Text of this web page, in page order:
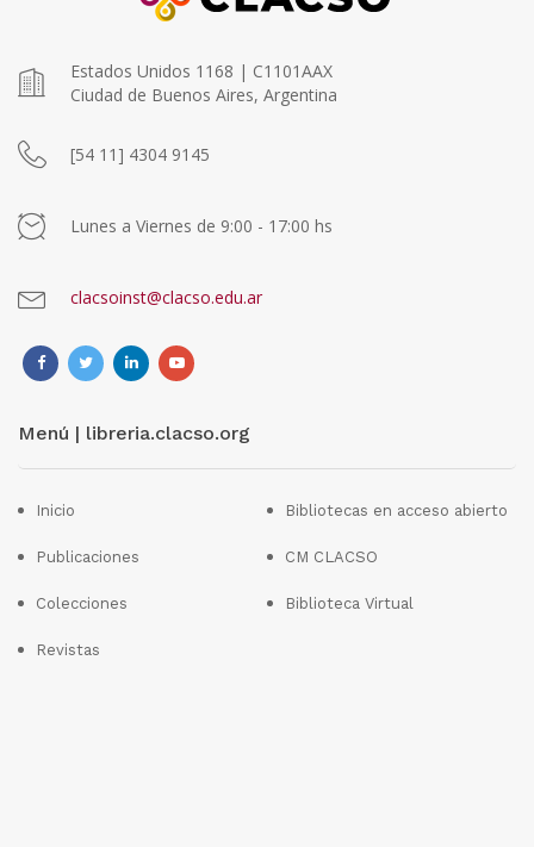
Estados Unidos 1168 | C1101AAX
Ciudad de Buenos Aires, Argentina
[54 11] 4304 9145
Lunes a Viernes de 9:00 - 17:00 hs
clacsoinst@clacso.edu.ar
Menú | libreria.clacso.org
Inicio
Publicaciones
Colecciones
Revistas
Bibliotecas en acceso abierto
CM CLACSO
Biblioteca Virtual